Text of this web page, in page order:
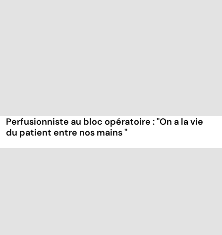
Perfusionniste au bloc opératoire : "On a la vie
du patient entre nos mains "